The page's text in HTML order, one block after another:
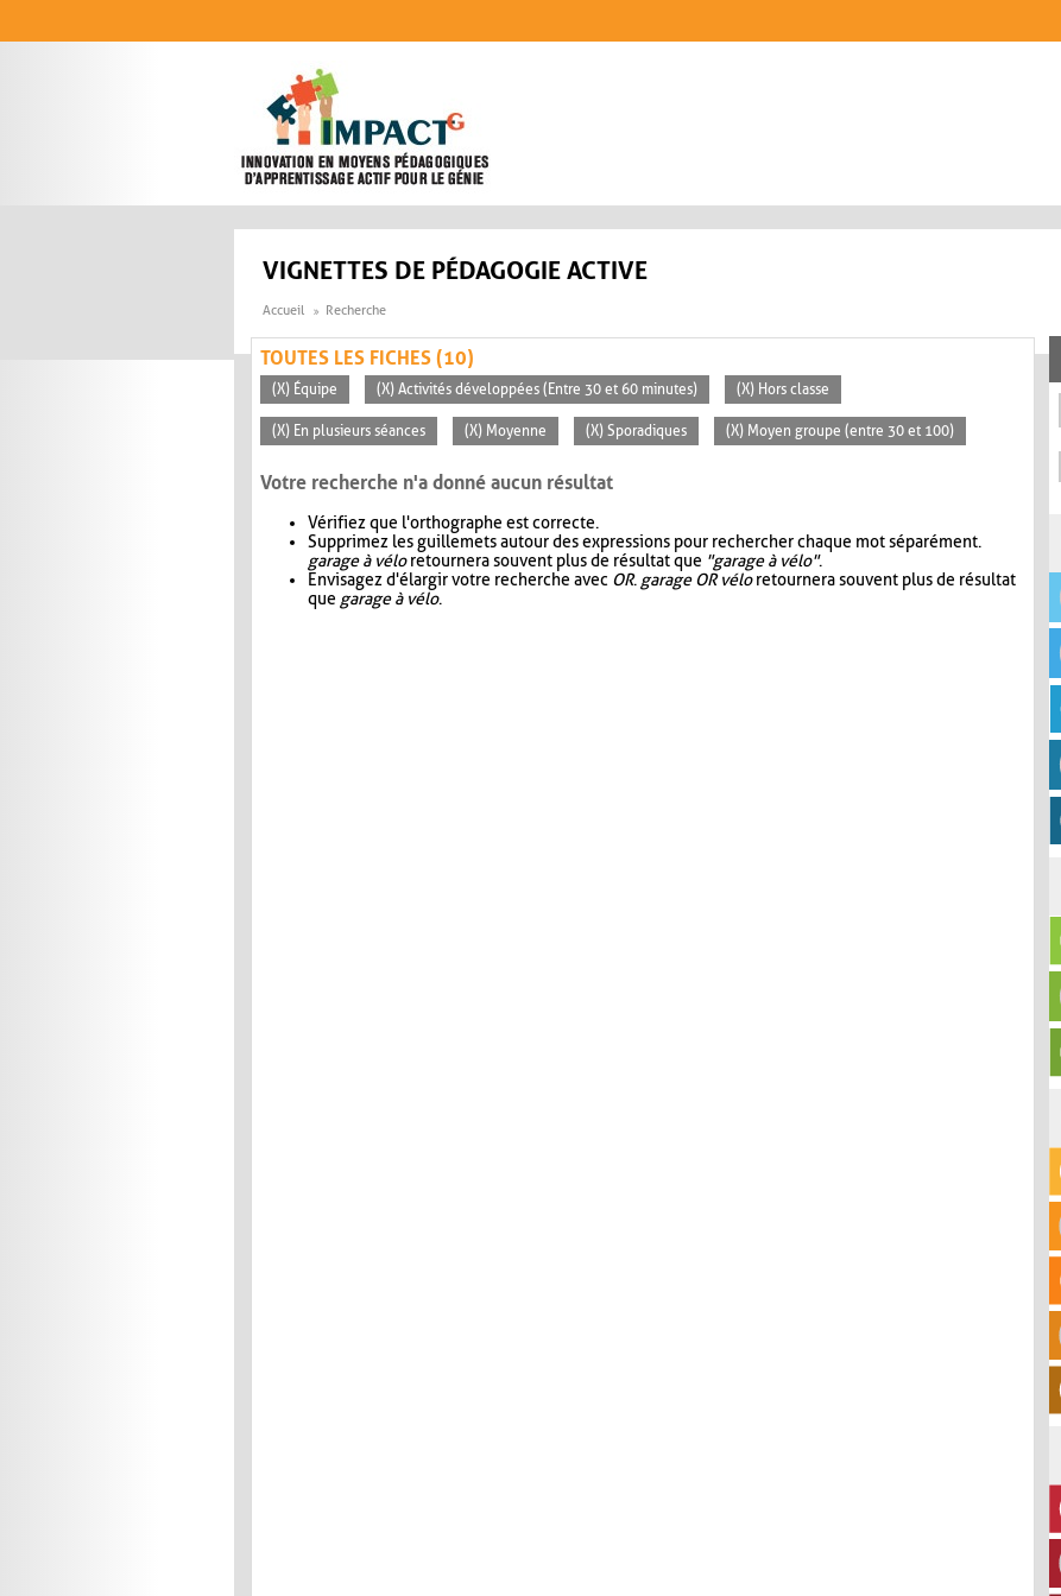
VIGNETTES DE PÉDAGOGIE ACTIVE
Accueil Recherche
TOUTES LES FICHES (10)
(X) Équipe (X) Activités développées (Entre 30 et 60 minutes) (X) Hors classe
(X) En plusieurs séances (X) Moyenne (X) Sporadiques (X) Moyen groupe (entre 30 et 100)
Votre recherche n'a donné aucun résultat
Vérifiez que l'orthographe est correcte.
Supprimez les guillemets autour des expressions pour rechercher chaque mot séparément.
garage à véloretournera souvent plus de résultat que "garage à vélo".
Envisagez d'élargir votre recherche avec OR. garage OR véloretournera souvent plus de résultat
que garage à vélo.